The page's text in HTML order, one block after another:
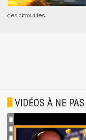
des citrouilles.
VIDÉOS À NE